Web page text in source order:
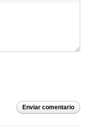
Enviar comentario